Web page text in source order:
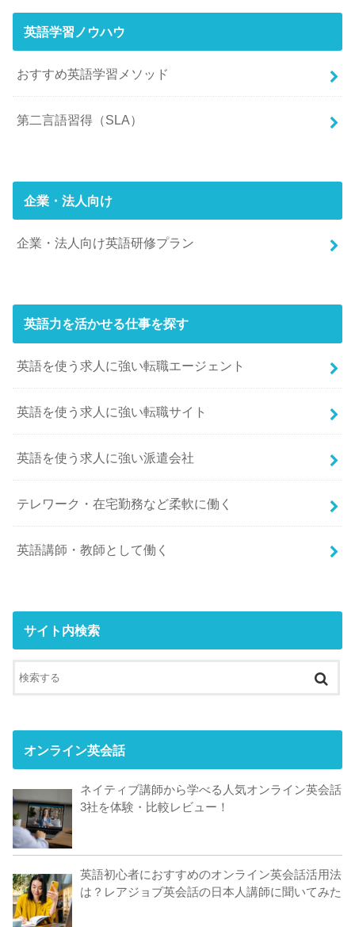
英語学習ノウハウ
おすすめ英語学習メソッド
第二言語習得（SLA）
企業・法人向け
企業・法人向け英語研修プラン
英語力を活かせる仕事を探す
英語を使う求人に強い転職エージェント
英語を使う求人に強い転職サイト
英語を使う求人に強い派遣会社
テレワーク・在宅勤務など柔軟に働く
英語講師・教師として働く
サイト内検索
オンライン英会話
ネイティブ講師から学べる人気オンライン英会話
3社を体験・比較レビュー！
英語初心者におすすめのオンライン英会話活用法
は？レアジョブ英会話の日本人講師に聞いてみた